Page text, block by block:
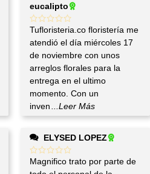
eucalipto
Tufloristeria.co floristería me
atendió el día miércoles 17
de noviembre con unos
arreglos florales para la
entrega en el ultimo
momento. Con un
inven
...Leer Más
ELYSED LOPEZ
Magnifico trato por parte de